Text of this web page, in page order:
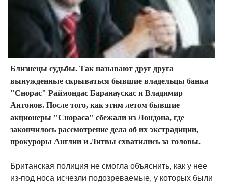
Близнецы судьбы. Так называют друг друга
вынужденные скрываться бывшие владельцы банка
"Снорас" Раймондас Баранаускас и Владимир
Антонов. После того, как этим летом бывшие
акционеры "Снораса" сбежали из Лондона, где
закончилось рассмотрение дела об их экстрадиции,
прокуроры Англии и Литвы схватились за головы.
Британская полиция не смогла объяснить, как у нее
из-под носа исчезли подозреваемые, у которых были